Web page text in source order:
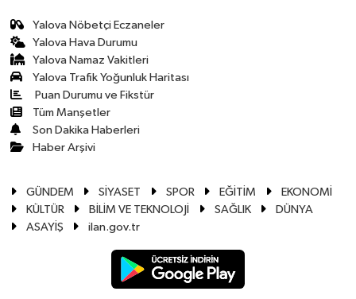
Yalova Nöbetçi Eczaneler
Yalova Hava Durumu
Yalova Namaz Vakitleri
Yalova Trafik Yoğunluk Haritası
Puan Durumu ve Fikstür
Tüm Manşetler
Son Dakika Haberleri
Haber Arşivi
GÜNDEM SİYASET SPOR EĞİTİM
EKONOMİ
KÜLTÜR
BİLİM VE TEKNOLOJİ SAĞLIK
DÜNYA
ASAYİŞ
ilan.gov.tr